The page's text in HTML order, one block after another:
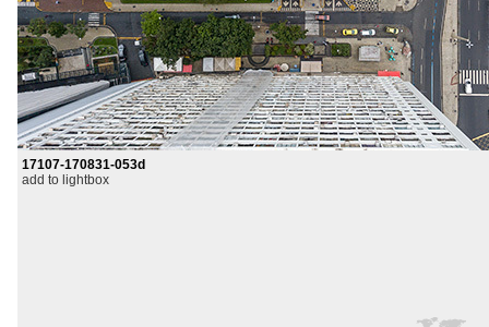
17107-170831-053d
add to lightbox